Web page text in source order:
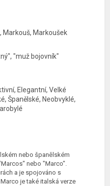
Markouš, Markoušek
"muž bojovník"
Elegantní, Velké
Španělské, Neobvyklé,
nebo španělském
nebo "Marco".
a je spojováno s
je také italská verze